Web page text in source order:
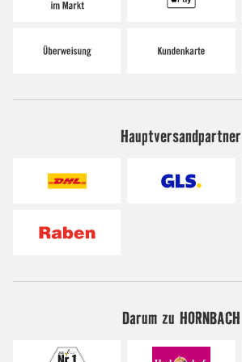
Hauptversandpartner
Darum zu HORNBACH